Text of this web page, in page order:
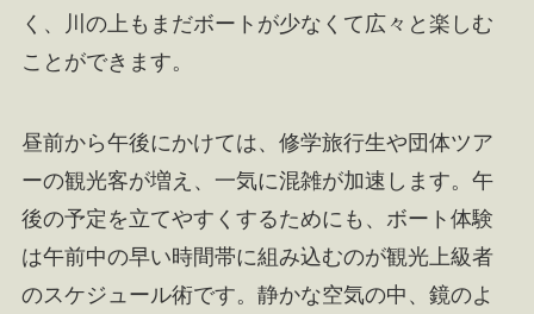
く、川の上もまだボートが少なくて広々と楽しむ
ことができます。
昼前から午後にかけては、修学旅行生や団体ツア
ーの観光客が増え、一気に混雑が加速します。午
後の予定を立てやすくするためにも、ボート体験
は午前中の早い時間帯に組み込むのが観光上級者
のスケジュール術です。静かな空気の中、鏡のよ